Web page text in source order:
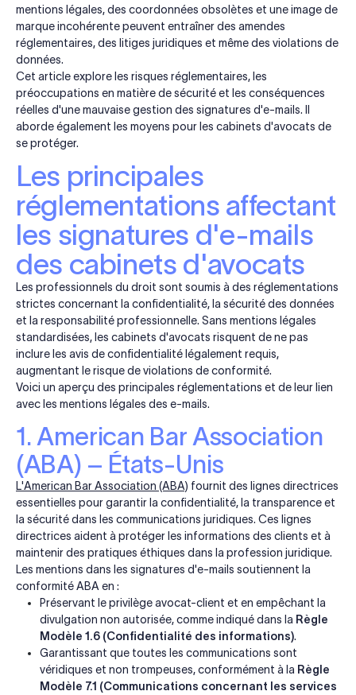
mentions légales, des coordonnées obsolètes et une image de
marque incohérente peuvent entraîner des amendes
réglementaires, des litiges juridiques et même des violations de
données.
Cet article explore les risques réglementaires, les
préoccupations en matière de sécurité et les conséquences
réelles d'une mauvaise gestion des signatures d'e-mails. Il
aborde également les moyens pour les cabinets d'avocats de
se protéger.
Les principales
réglementations affectant
les signatures d'e-mails
des cabinets d'avocats
Les professionnels du droit sont soumis à des réglementations
strictes concernant la confidentialité, la sécurité des données
et la responsabilité professionnelle. Sans mentions légales
standardisées, les cabinets d'avocats risquent de ne pas
inclure les avis de confidentialité légalement requis,
augmentant le risque de violations de conformité.
Voici un aperçu des principales réglementations et de leur lien
avec les mentions légales des e-mails.
1. American Bar Association
(ABA) – États-Unis
L'American Bar Association (ABA) fournit des lignes directrices
essentielles pour garantir la confidentialité, la transparence et
la sécurité dans les communications juridiques. Ces lignes
directrices aident à protéger les informations des clients et à
maintenir des pratiques éthiques dans la profession juridique.
Les mentions dans les signatures d'e-mails soutiennent la
conformité ABA en :
Préservant le privilège avocat-client et en empêchant la
divulgation non autorisée, comme indiqué dans la Règle
Modèle 1.6 (Confidentialité des informations).
Garantissant que toutes les communications sont
véridiques et non trompeuses, conformément à la Règle
Modèle 7.1 (Communications concernant les services